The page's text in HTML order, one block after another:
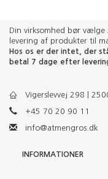
Din virksomhed bør vælge
levering af produkter til
Hos os er der intet, der
betal 7 dage efter
Vigerslevvej 298 |
+45 70 20 90 11
info@atmengros.dk
INFORMATIONER